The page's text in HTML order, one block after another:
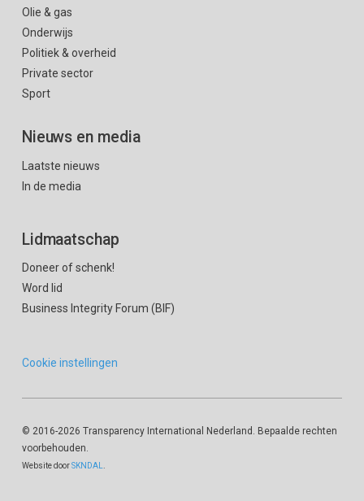
Olie & gas
Onderwijs
Politiek & overheid
Private sector
Sport
Nieuws en media
Laatste nieuws
In de media
Lidmaatschap
Doneer of schenk!
Word lid
Business Integrity Forum (BIF)
Cookie instellingen
© 2016-2026 Transparency International Nederland. Bepaalde rechten
voorbehouden.
Website doorSKNDAL.